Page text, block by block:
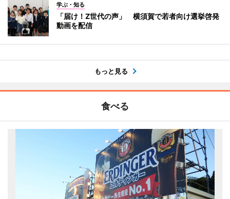
学ぶ・知る
「届け！Z世代の声」 横須賀で若者向け選挙啓発
動画を配信
もっと見る
食べる